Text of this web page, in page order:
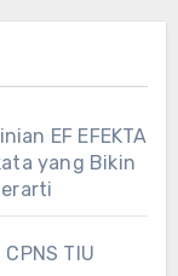
EF EFEKTA
yang Bikin
TIU